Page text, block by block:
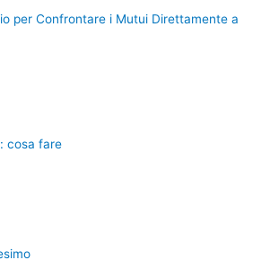
per Confrontare i Mutui Direttamente a
cosa fare